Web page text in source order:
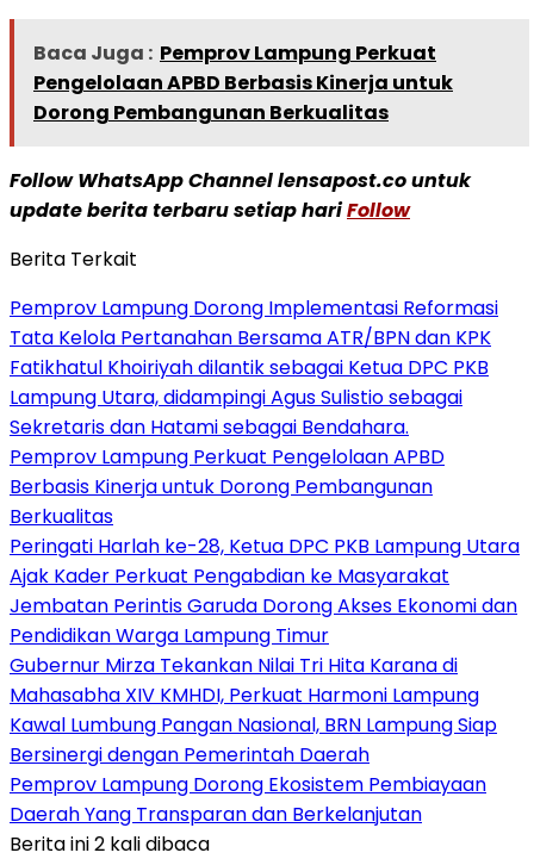
Baca Juga : Pemprov Lampung Perkuat
Pengelolaan APBD Berbasis Kinerja untuk
Dorong Pembangunan Berkualitas
Follow WhatsApp Channel lensapost.co untuk
update berita terbaru setiap hariFollow
Berita Terkait
Pemprov Lampung Dorong Implementasi Reformasi
Tata Kelola Pertanahan Bersama ATR/BPN dan KPK
Fatikhatul Khoiriyah dilantik sebagai Ketua DPC PKB
Lampung Utara, didampingi Agus Sulistio sebagai
Sekretaris dan Hatami sebagai Bendahara.
Pemprov Lampung Perkuat Pengelolaan APBD
Berbasis Kinerja untuk Dorong Pembangunan
Berkualitas
Peringati Harlah ke-28, Ketua DPC PKB Lampung Utara
Ajak Kader Perkuat Pengabdian ke Masyarakat
Jembatan Perintis Garuda Dorong Akses Ekonomi dan
Pendidikan Warga Lampung Timur
Gubernur Mirza Tekankan Nilai Tri Hita Karana di
Mahasabha XIV KMHDI, Perkuat Harmoni Lampung
Kawal Lumbung Pangan Nasional, BRN Lampung Siap
Bersinergi dengan Pemerintah Daerah
Pemprov Lampung Dorong Ekosistem Pembiayaan
Daerah Yang Transparan dan Berkelanjutan
Berita ini 2 kali dibaca